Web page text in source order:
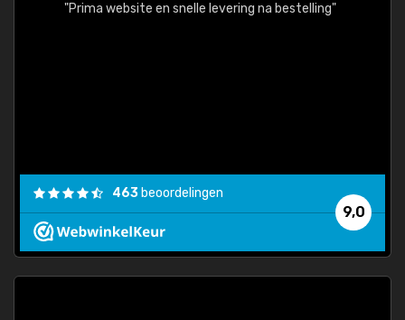
"Prima website en snelle levering na bestelling"
9,0
463 beoordelingen